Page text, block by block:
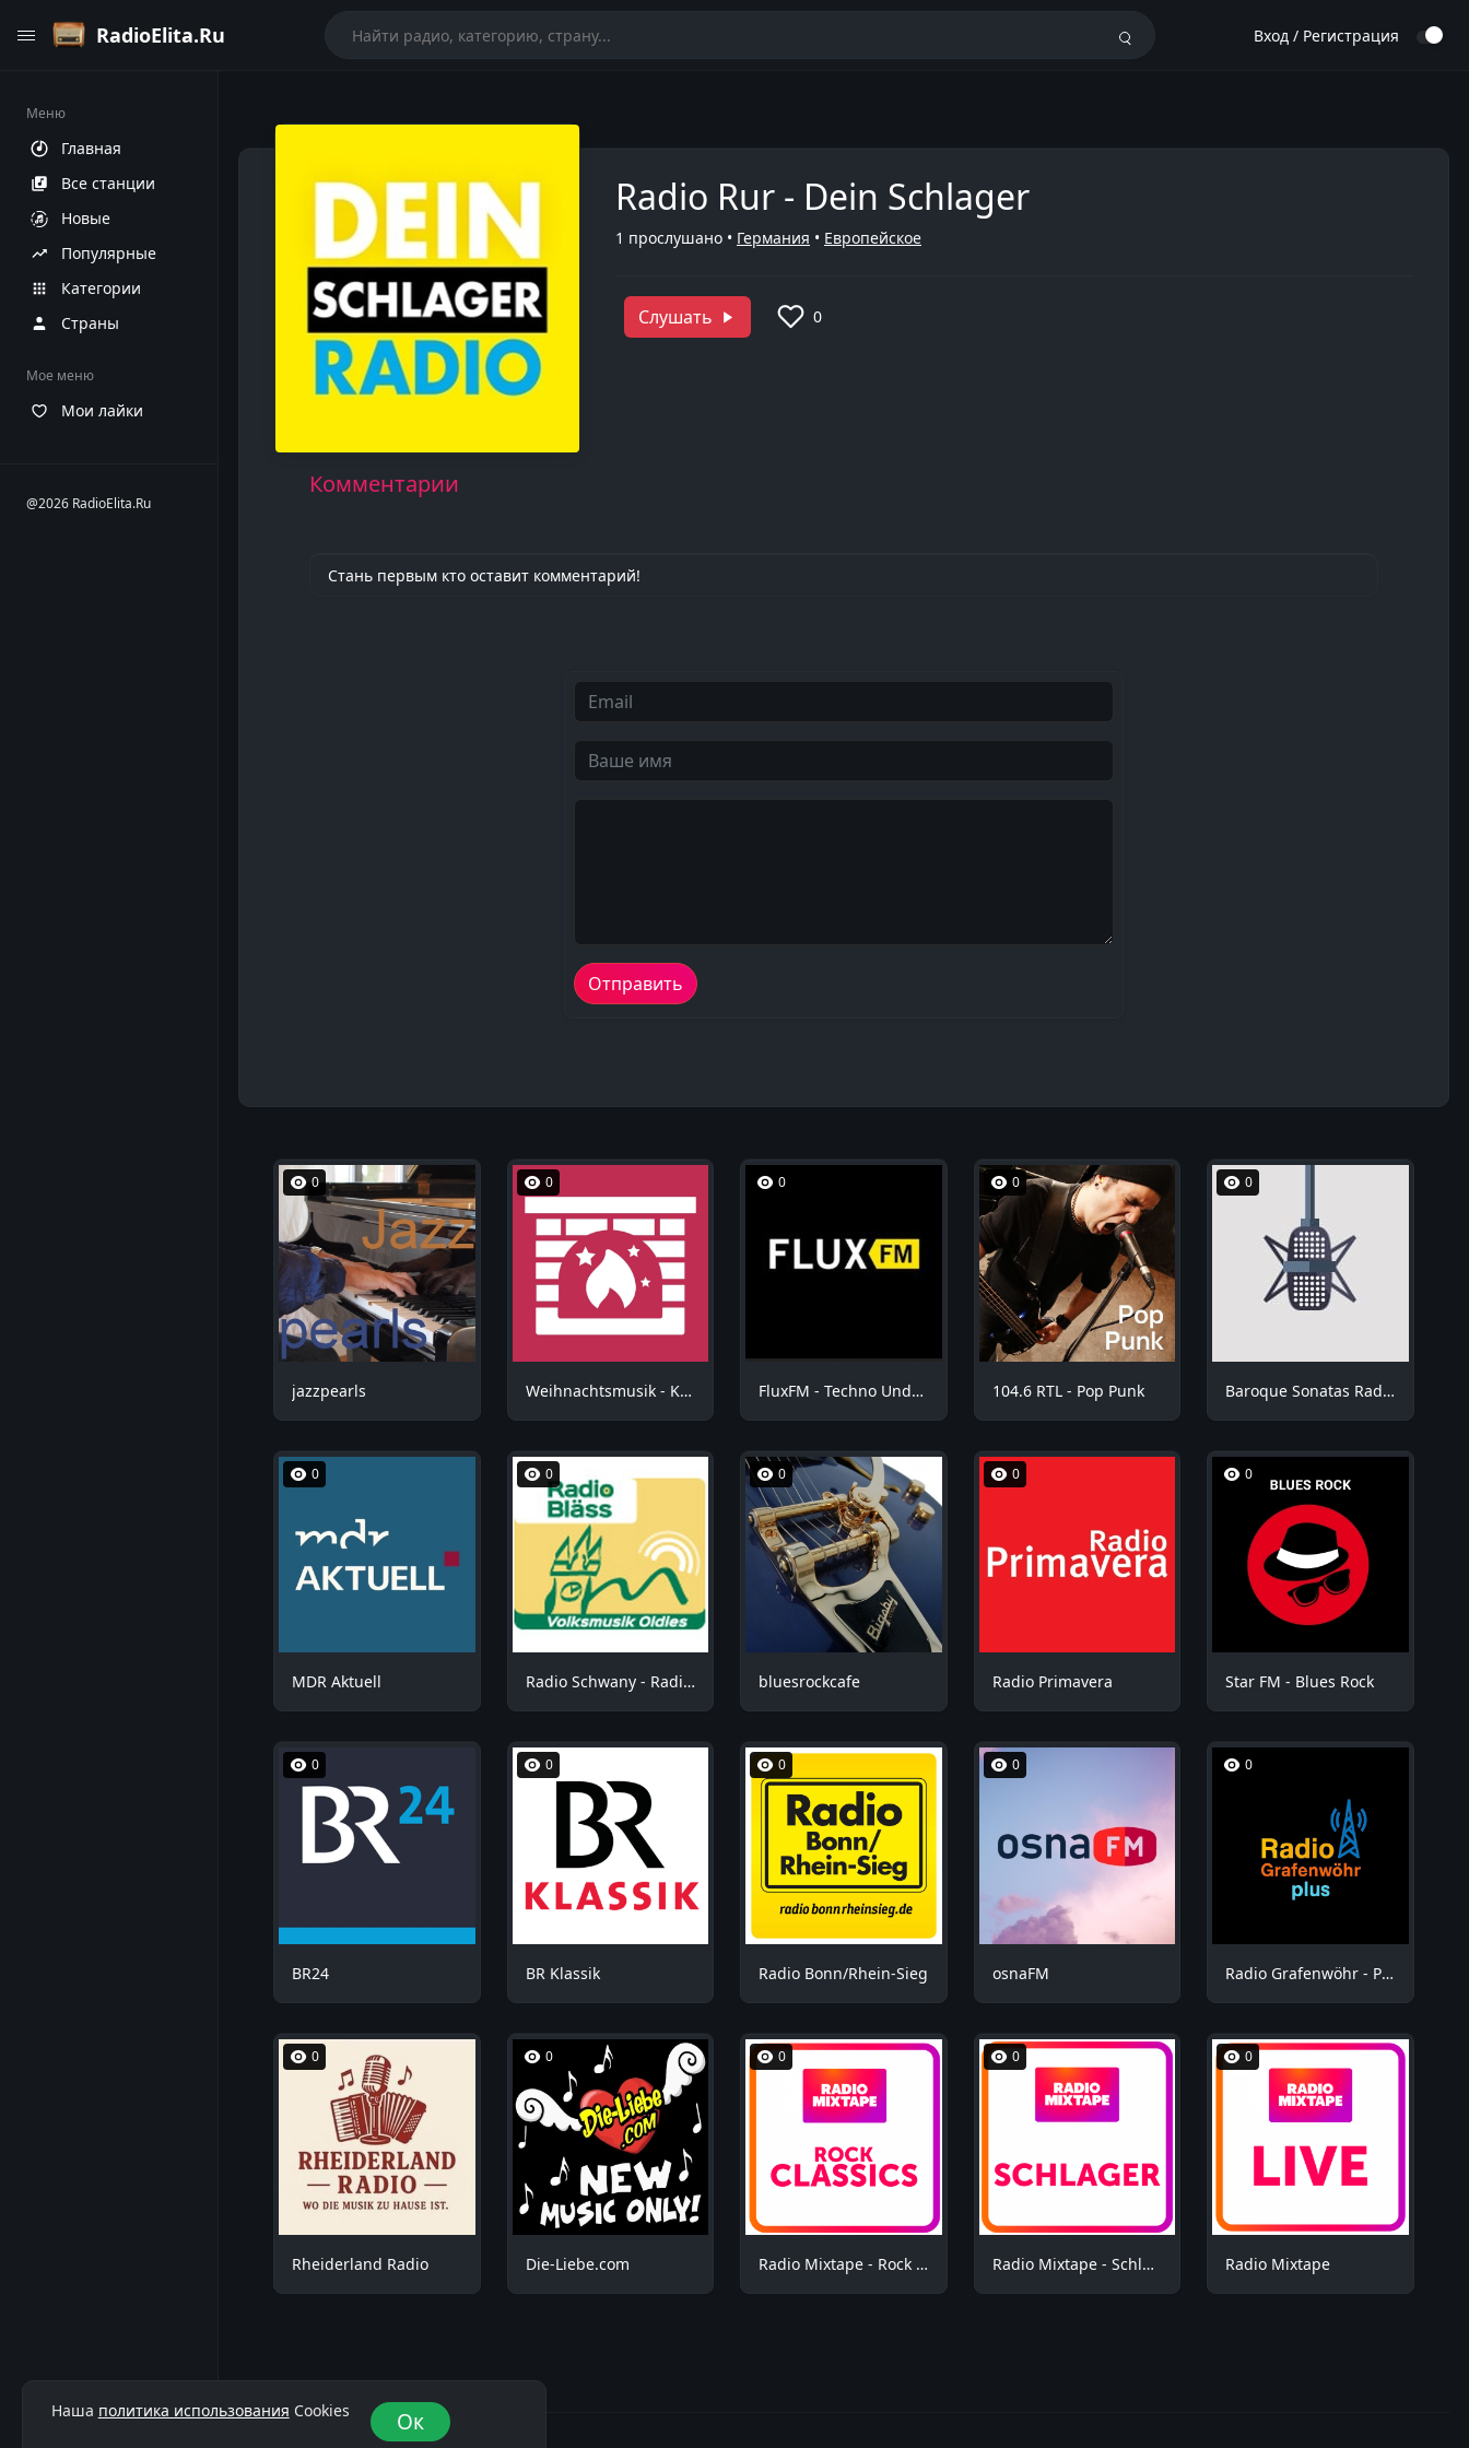
RadioElita.Ru Вход / Регистрация
Меню
Главная
Все станции
Новые
Популярные
Категории
Страны
Мое меню
Мои лайки
@2026 RadioElita.Ru
Radio Rur - Dein Schlager
1 прослушано • Германия • Европейское
Слушать 0
Комментарии
Стань первым кто оставит комментарий!
0
jazzpearls
0
Weihnachtsmusik - Kuschel Weihnachten
0
FluxFM - Techno Underground
0
104.6 RTL - Pop Punk
0
Baroque Sonatas Radio
0
MDR Aktuell
0
Radio Schwany - Radio Bläss
0
bluesrockcafe
0
Radio Primavera
0
Star FM - Blues Rock
0
BR24
0
BR Klassik
0
Radio Bonn/Rhein-Sieg
0
osnaFM
0
Radio Grafenwöhr - Plus
0
Rheiderland Radio
0
Die-Liebe.com
0
Radio Mixtape - Rock Mix
0
Radio Mixtape - Schlager
0
Radio Mixtape
Наша политика использования Cookies Ок